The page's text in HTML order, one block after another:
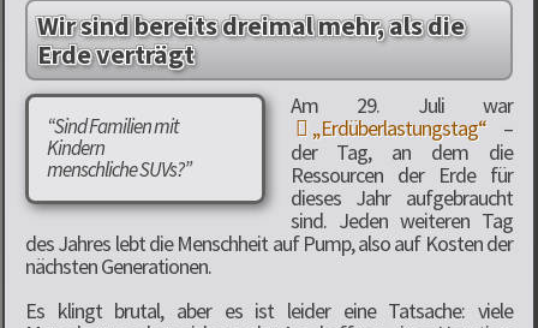
Wir sind bereits dreimal mehr, als die
Erde verträgt
“Sind Familien mit
Kindern
menschliche SUVs?”
Am 29. Juli war
„Erdüberlastungstag“–
der Tag, an dem die
Ressourcen der Erde für
dieses Jahr aufgebraucht
sind. Jeden weiteren Tag
des Jahres lebt die Menschheit auf Pump, also auf Kosten der
nächsten Generationen.
Es klingt brutal, aber es ist leider eine Tatsache: viele